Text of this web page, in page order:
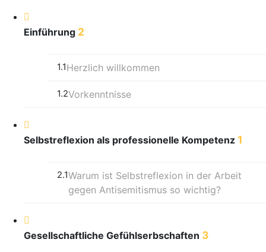
Einführung 2
1.1Herzlich willkommen
1.2Vorkenntnisse
Selbstreflexion als professionelle Kompetenz 1
2.1Warum ist Selbstreflexion in der Arbeit
gegen Antisemitismus so wichtig?
Gesellschaftliche Gefühlserbschaften 3